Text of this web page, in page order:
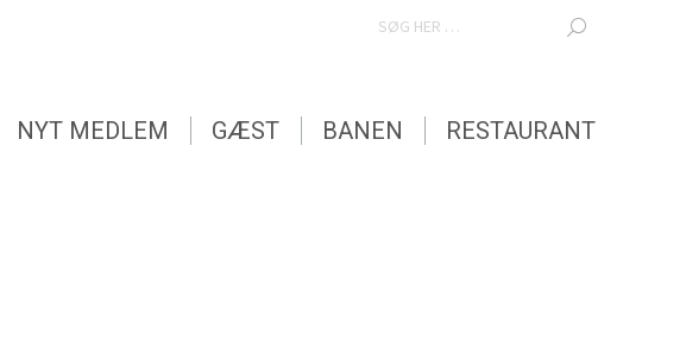
SEARCH:
NYT MEDLEM GÆST BANEN RESTAURANT